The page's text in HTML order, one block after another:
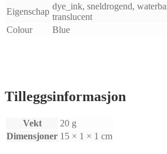
Eigenschap
dye_ink, sneldrogend,
translucent
Colour
Blue
Tilleggsinformasjon
Vekt
20 g
Dimensjoner 15 × 1 × 1 cm